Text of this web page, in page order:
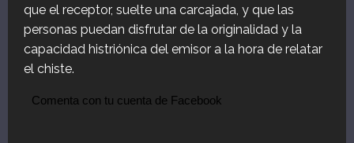
que el receptor, suelte una carcajada, y que las
personas puedan disfrutar de la originalidad y la
capacidad histriónica del emisor a la hora de relatar
el chiste.
Comenta con tu cuenta de Facebook